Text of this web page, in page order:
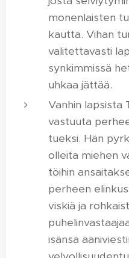
monenlaisten
kautta. Vihan
valitettavasti
synkimmissä
uhkaa jättää.
Vanhin lapsista
vastuuta
tueksi. Hän
olleita miehen
töihin
perheen
viskiä ja
isänsä